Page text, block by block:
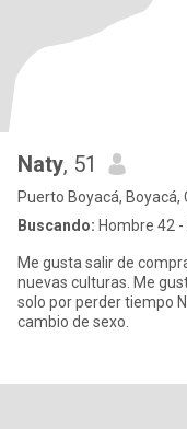
Naty, 51
Puerto Boyacá, Boyacá,
Buscando: Hombre 42 -
Me gusta salir de
nuevas culturas. Me gusta
solo por perder tiempo
cambio de sexo.